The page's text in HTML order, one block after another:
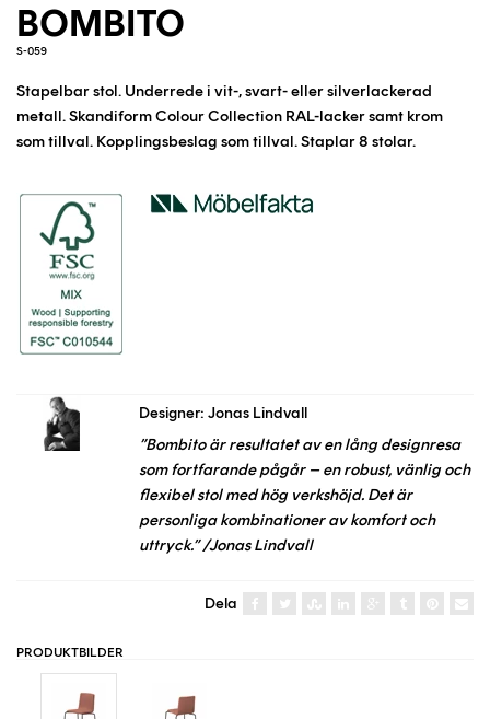
BOMBITO
S-059
Stapelbar stol. Underrede i vit-, svart- eller silverlackerad
metall.Skandiform Colour Collection RAL-lacker samt krom
som tillval. Kopplingsbeslag som tillval. Staplar 8 stolar.
Designer: Jonas Lindvall
”Bombito är resultatet av en lång designresa
som fortfarande pågår – en robust, vänlig och
flexibel stol med hög verkshöjd. Det är
personliga kombinationer av komfort och
uttryck.” /Jonas Lindvall
Dela
PRODUKTBILDER